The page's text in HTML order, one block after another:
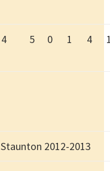
4 5 0 1 4
2012-2013